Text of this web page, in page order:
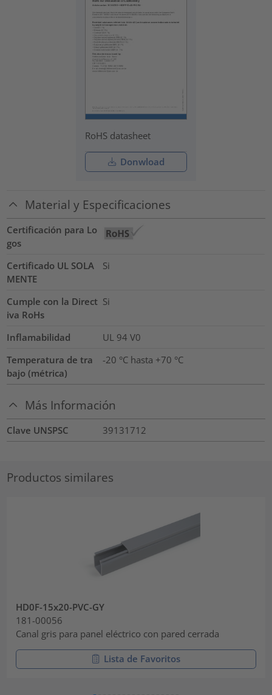
RoHS datasheet
Donwload
Material y Especificaciones
Certificación para Lo
gos
Certificado UL SOLA
MENTE
Si
Cumple con la Direct
iva RoHs
Si
Inflamabilidad
UL 94 V0
Temperatura de tra
bajo (métrica)
-20 °C hasta +70 °C
Más Información
Clave UNSPSC 39131712
Productos similares
HD0F-15x20-PVC-GY
181-00056
Canal gris para panel eléctrico con pared cerrada
Lista de Favoritos